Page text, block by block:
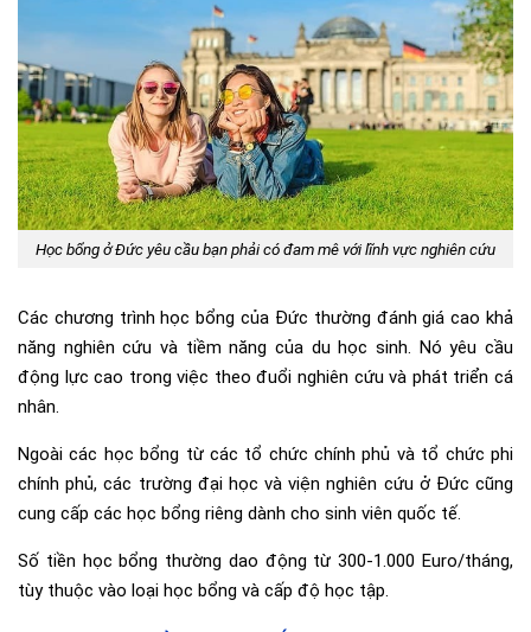
Học bổng ở Đức yêu cầu bạn phải có đam mê với lĩnh vực nghiên cứu
Các chương trình học bổng của Đức thường đánh giá cao khả
năng nghiên cứu và tiềm năng của du học sinh. Nó yêu cầu
động lực cao trong việc theo đuổi nghiên cứu và phát triển cá
nhân.
Ngoài các học bổng từ các tổ chức chính phủ và tổ chức phi
chính phủ, các trường đại học và viện nghiên cứu ở Đức cũng
cung cấp các học bổng riêng dành cho sinh viên quốc tế.
Số tiền học bổng thường dao động từ 300-1.000 Euro/tháng,
tùy thuộc vào loại học bổng và cấp độ học tập.